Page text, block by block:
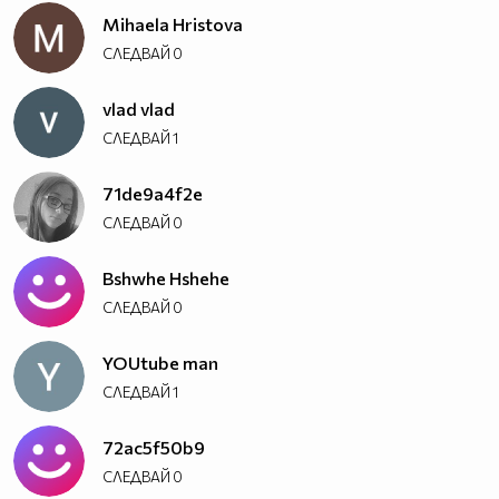
Mihaela Hristova
СЛЕДВАЙ 0
vlad vlad
СЛЕДВАЙ1
71de9a4f2e
СЛЕДВАЙ 0
Bshwhe Hshehe
СЛЕДВАЙ 0
YOUtube man
СЛЕДВАЙ1
72ac5f50b9
СЛЕДВАЙ 0